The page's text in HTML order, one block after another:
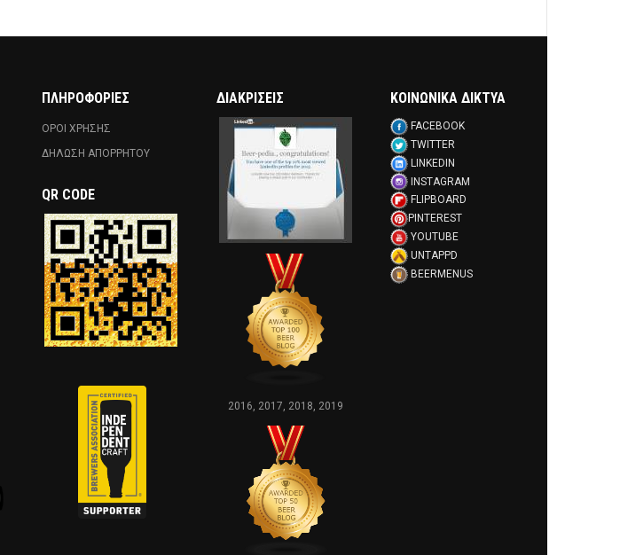
ΠΛΗΡΟΦΟΡΙΕΣ
ΟΡΟΙ ΧΡΗΣΗΣ
ΔΗΛΩΣΗ ΑΠΟΡΡΗΤΟΥ
QR CODE
ΔΙΑΚΡΊΣΕΙΣ
2016, 2017, 2018, 2019
ΚΟΙΝΩΝΙΚΑ ΔΙΚΤΥΑ
FACEBOOK
TWITTER
LINKEDIN
INSTAGRAM
FLIPBOARD
PINTEREST
YOUTUBE
UNTAPPD
BEERMENUS